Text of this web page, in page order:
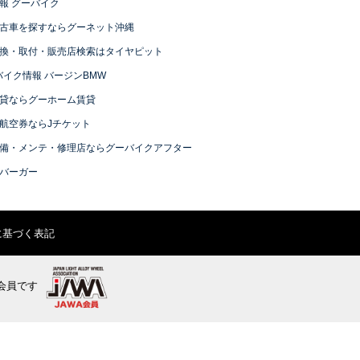
グーバイク
車を探すならグーネット沖縄
・取付・販売店検索はタイヤピット
イク情報 バージンBMW
ならグーホーム賃貸
空券ならJチケット
・メンテ・修理店ならグーバイクアフター
ーガー
づく表記
員です